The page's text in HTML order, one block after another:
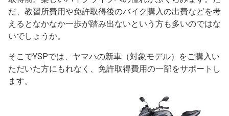
だ、教習所費用や免許取得後のバイク購入の出費などを考
えるとなかなか一歩が踏み出ないという方も多いのではな
いでしょうか。
そこでYSPでは、ヤマハの新車（対象モデル）をご購入い
ただいた方にもれなく、免許取得費用の一部をサポートし
ます。